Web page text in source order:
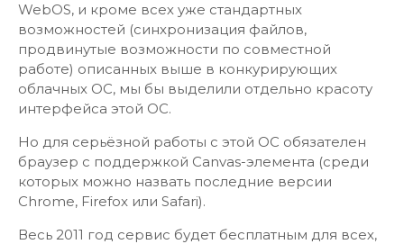
WebOS, и кроме всех уже стандартных
возможностей (синхронизация файлов,
продвинутые возможности по совместной
работе) описанных выше в конкурирующих
облачных ОС, мы бы выделили отдельно красоту
интерфейса этой ОС.
Но для серьёзной работы с этой ОС обязателен
браузер с поддержкой Canvas-элемента (среди
которых можно назвать последние версии
Chrome, Firefox или Safari).
Весь 2011 год сервис будет бесплатным для всех,